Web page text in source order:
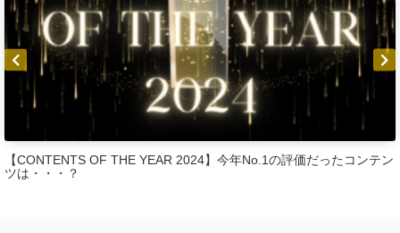
【CONTENTS OF THE YEAR 2024】今年No.1の評価だったコンテン
ツは・・・？